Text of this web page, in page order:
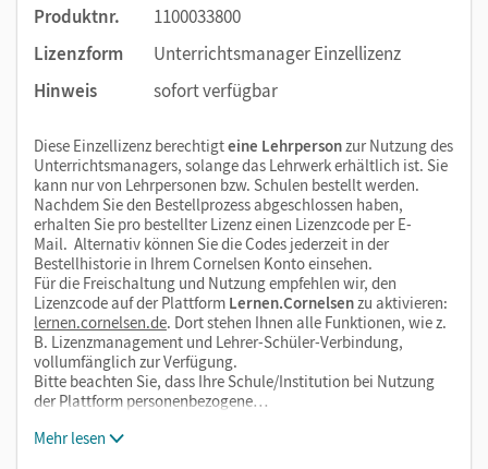
Produktnr.
1100033800
Lizenzform
Unterrichtsmanager Einzellizenz
Hinweis
sofort verfügbar
Diese Einzellizenz berechtigteine Lehrpersonzur Nutzung des
Unterrichtsmanagers, solange das Lehrwerk erhältlich ist. Sie
kann nur von Lehrpersonen bzw. Schulen bestellt werden.
Nachdem Sie den Bestellprozess abgeschlossen haben,
erhalten Sie pro bestellter Lizenz einen Lizenzcode per E-
Mail. Alternativ können Sie die Codes jederzeit in der
Bestellhistorie in Ihrem Cornelsen Konto einsehen.
Für die Freischaltung und Nutzung empfehlen wir, den
Lizenzcode auf der Plattform Lernen.Cornelsenzu aktivieren:
lernen.cornelsen.de. Dort stehen Ihnen alle Funktionen, wie z.
B. Lizenzmanagement und Lehrer-Schüler-Verbindung,
vollumfänglich zur Verfügung.
Bitte beachten Sie, dass Ihre Schule/Institution bei Nutzung
der Plattform personenbezogene…
Mehr lesen